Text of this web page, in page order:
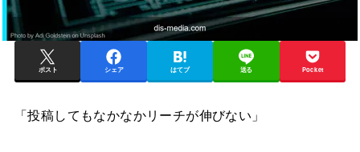
ポスト シェア はてブ 送る Pocket
「投稿してもなかなかリーチが伸びない」